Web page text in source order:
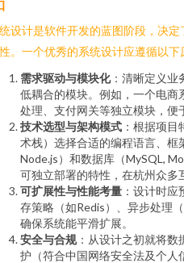
设计是软件开发的蓝图阶段，决
。一个优秀的系统设计应遵循以下
需求驱动与模块化：清晰定义业
低耦合的模块。例如，一个电
处理、支付网关等独立模块，便
技术选型与架构模式 ：根据项
术栈）选择合适的编程语言、框
Node.js）和数据库（MySQL,
可独立部署的特性，在杭州众多
可扩展性与性能考量 ：设计时
存策略（如Redis）、异步处理
确保系统能平滑扩展。
安全与合规：从设计之初就将数
护（符合中国网络安全法及个